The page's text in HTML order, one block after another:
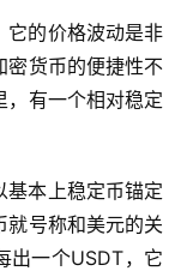
它的价格波动是非
密货币的便捷性不
，有一个相对稳定
基本上稳定币锚定
就号称和美元的关
出一个USDT，它